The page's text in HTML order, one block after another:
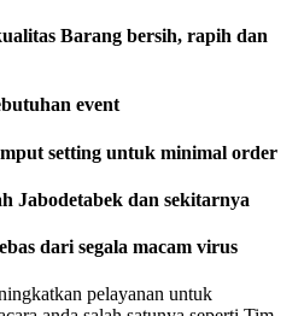
Barang bersih, rapih dan
event
setting untuk minimal order
Jabodetabek dan sekitarnya
dari segala macam virus
pelayanan untuk